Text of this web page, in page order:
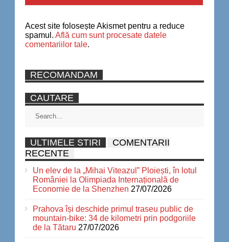
Acest site folosește Akismet pentru a reduce
spamul. Află cum sunt procesate datele
comentariilor tale.
RECOMANDAM
CAUTARE
ULTIMELE STIRI
COMENTARII
RECENTE
Un elev de la „Mihai Viteazul” Ploiești, în lotul
României la Olimpiada Internațională de
Economie de la Shenzhen 27/07/2026
Prahova își deschide primul traseu public de
mountain-bike: 34 de kilometri prin podgoriile
de la Tătaru 27/07/2026